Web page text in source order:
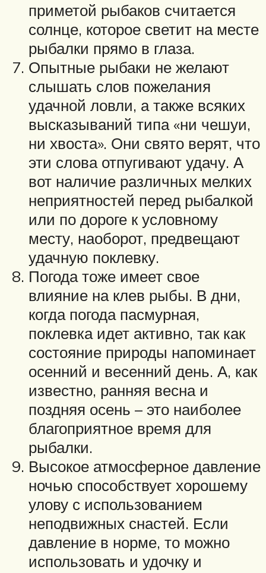
приметой рыбаков считается
солнце, которое светит на месте
рыбалки прямо в глаза.
Опытные рыбаки не желают
слышать слов пожелания
удачной ловли, а также всяких
высказываний типа «ни чешуи,
ни хвоста». Они свято верят, что
эти слова отпугивают удачу. А
вот наличие различных мелких
неприятностей перед рыбалкой
или по дороге к условному
месту, наоборот, предвещают
удачную поклевку.
Погода тоже имеет свое
влияние на клев рыбы. В дни,
когда погода пасмурная,
поклевка идет активно, так как
состояние природы напоминает
осенний и весенний день. А, как
известно, ранняя весна и
поздняя осень – это наиболее
благоприятное время для
рыбалки.
Высокое атмосферное давление
ночью способствует хорошему
улову с использованием
неподвижных снастей. Если
давление в норме, то можно
использовать и удочку и